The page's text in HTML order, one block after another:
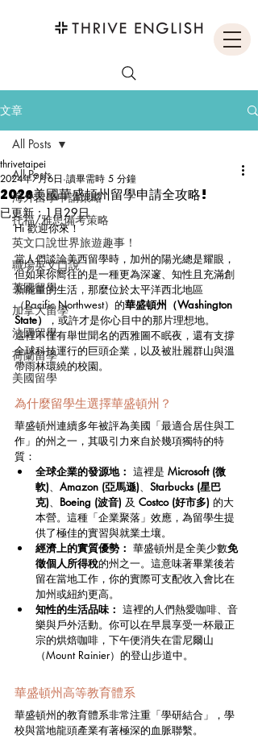
文章
All Posts
海外留學申請策略
托福/雅思備考策略
英文口說世界旅遊趣事！
職場英文口說
英國留學
加拿大留學
法國留學
荷蘭留學
美國留學
All Posts
2026美國華盛頓州留學申請全攻略!
thrivetaipei
2024年7月6日 讀畢需時 5 分鐘
已更新：1月29日
Hi 歡迎你來！
當人們談論美西留學時，加州的陽光總是耀眼，
但如果你嚮往的是一種更為深邃、知性且充滿創
新能量的生活，那麼位於太平洋西北地區
（Pacific Northwest）的華盛頓州（Washington
State），或許才是你心目中的那片理想地。
這裡不僅有舉世聞名的西雅圖不眠夜，還有支撐
全球科技運行的巨頭企業，以及被壯麗群山與溫
帶雨林環繞的校園。
為什麼留學生選擇華盛頓州？
華盛頓州連續多年被評為美國「最適合居住與工
作」的州之一，其吸引力來自於幾項獨特的特
質：
全球企業的發源地： 這裡是 Microsoft (微
軟)、 Amazon (亞馬遜)、 Starbucks (星巴
克)、 Boeing (波音) 及 Costco (好市多) 的大
本營。這種「企業聚落」效應，為留學生提
供了極佳的實習與就業土壤。
經濟上的實質優勢： 華盛頓州是全美少數免
徵個人所得稅的州之一。這意味著畢業後若
留在當地工作，你的實際可支配收入會比在
加州或紐約更高。
知性的生活品味： 這裡的人們熱愛咖啡、音
樂與戶外活動。你可以在早晨享受一杯最正
宗的烘焙咖啡，下午便消失在雷尼爾山
（Mount Rainier）的登山步道中。
華盛頓州高等教育體系
華盛頓州的教育體系非常注重「學研結合」，學
校與當地龍頭產業有著極深的血脈聯繫。